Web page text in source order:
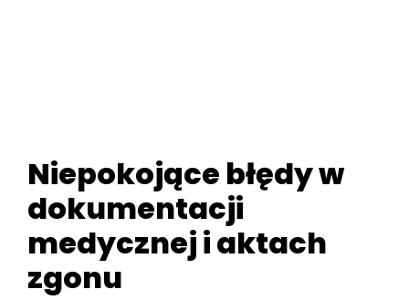
Niepokojące błędy w
dokumentacji
medycznej i aktach
zgonu